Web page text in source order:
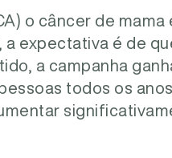
o câncer de mama
expectativa é de
a campanha
todos os